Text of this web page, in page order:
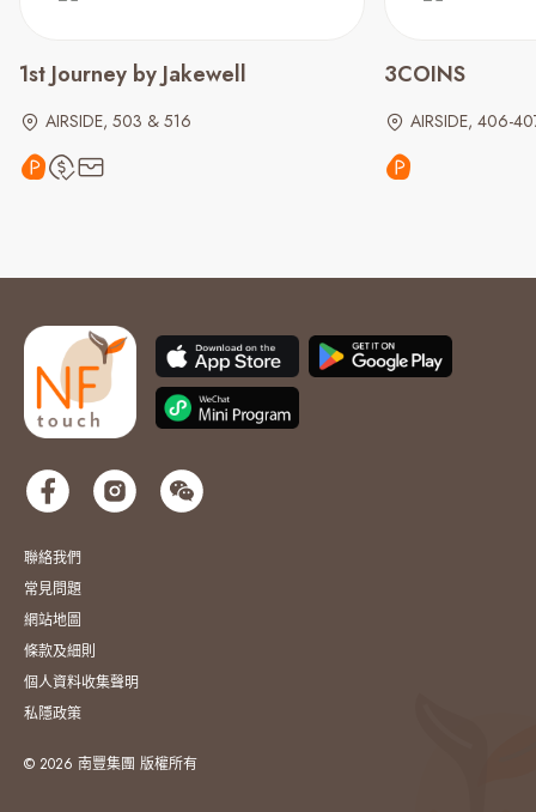
1st Journey by Jakewell
AIRSIDE, 503 & 516
3COINS
AIRSIDE, 406-
聯絡我們
常見問題
網站地圖
條款及細則
個人資料收集聲明
私隱政策
© 2026 南豐集團 版權所有